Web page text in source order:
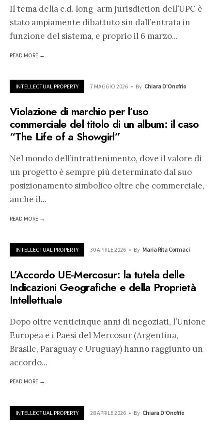
Il tema della c.d. long-arm jurisdiction dell’UPC è
stato ampiamente dibattuto sin dall’entrata in
funzione del sistema, e proprio il 6 marzo...
READ MORE →
INTELLECTUAL PROPERTY 7 MAGGIO 2026 • By Chiara D'Onofrio
Violazione di marchio per l’uso
commerciale del titolo di un album: il caso
“The Life of a Showgirl”
Nel mondo dell’intrattenimento, dove il valore di
un progetto è sempre più determinato dal suo
posizionamento simbolico oltre che commerciale,
anche il...
READ MORE →
INTELLECTUAL PROPERTY 30 APRILE 2026 • By Maria Rita Cormaci
L’Accordo UE-Mercosur: la tutela delle
Indicazioni Geografiche e della Proprietà
Intellettuale
Dopo oltre venticinque anni di negoziati, l’Unione
Europea e i Paesi del Mercosur (Argentina,
Brasile, Paraguay e Uruguay) hanno raggiunto un
accordo...
READ MORE →
INTELLECTUAL PROPERTY 28 APRILE 2026 • By Chiara D'Onofrio